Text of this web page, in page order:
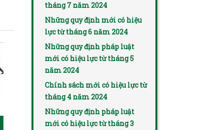
tháng 7 năm 2024
Những quy định mới có hiệu
lực từ tháng 6 năm 2024
Những quy định pháp luật
mới có hiệu lực từ tháng 5
năm 2024
Chính sách mới có hiệu lực từ
tháng 4 năm 2024
Những quy định pháp luật
mới có hiệu lực từ tháng 3